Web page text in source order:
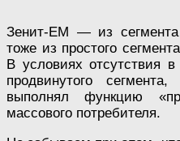
Зенит-ЕМ — из
тоже из простого
В условиях отсутствия
продвинутого
выполнял функцию
массового потребителя.